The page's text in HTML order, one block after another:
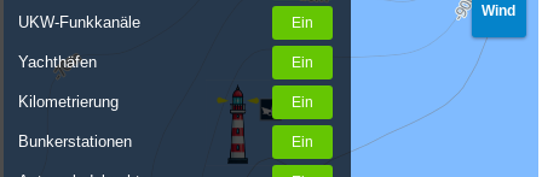
UKW-Funkkanäle
Yachthäfen
Kilometrierung
Bunkerstationen
Wind